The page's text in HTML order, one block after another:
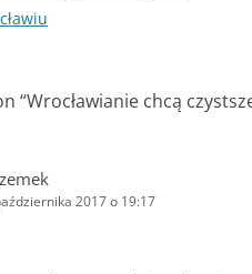
“Wrocławianie chcą
2017 o 19:17